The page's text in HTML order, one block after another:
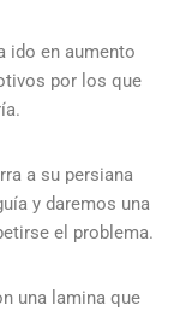
ido en aumento
por los que
a su persiana
y daremos una
el problema.
una lamina que